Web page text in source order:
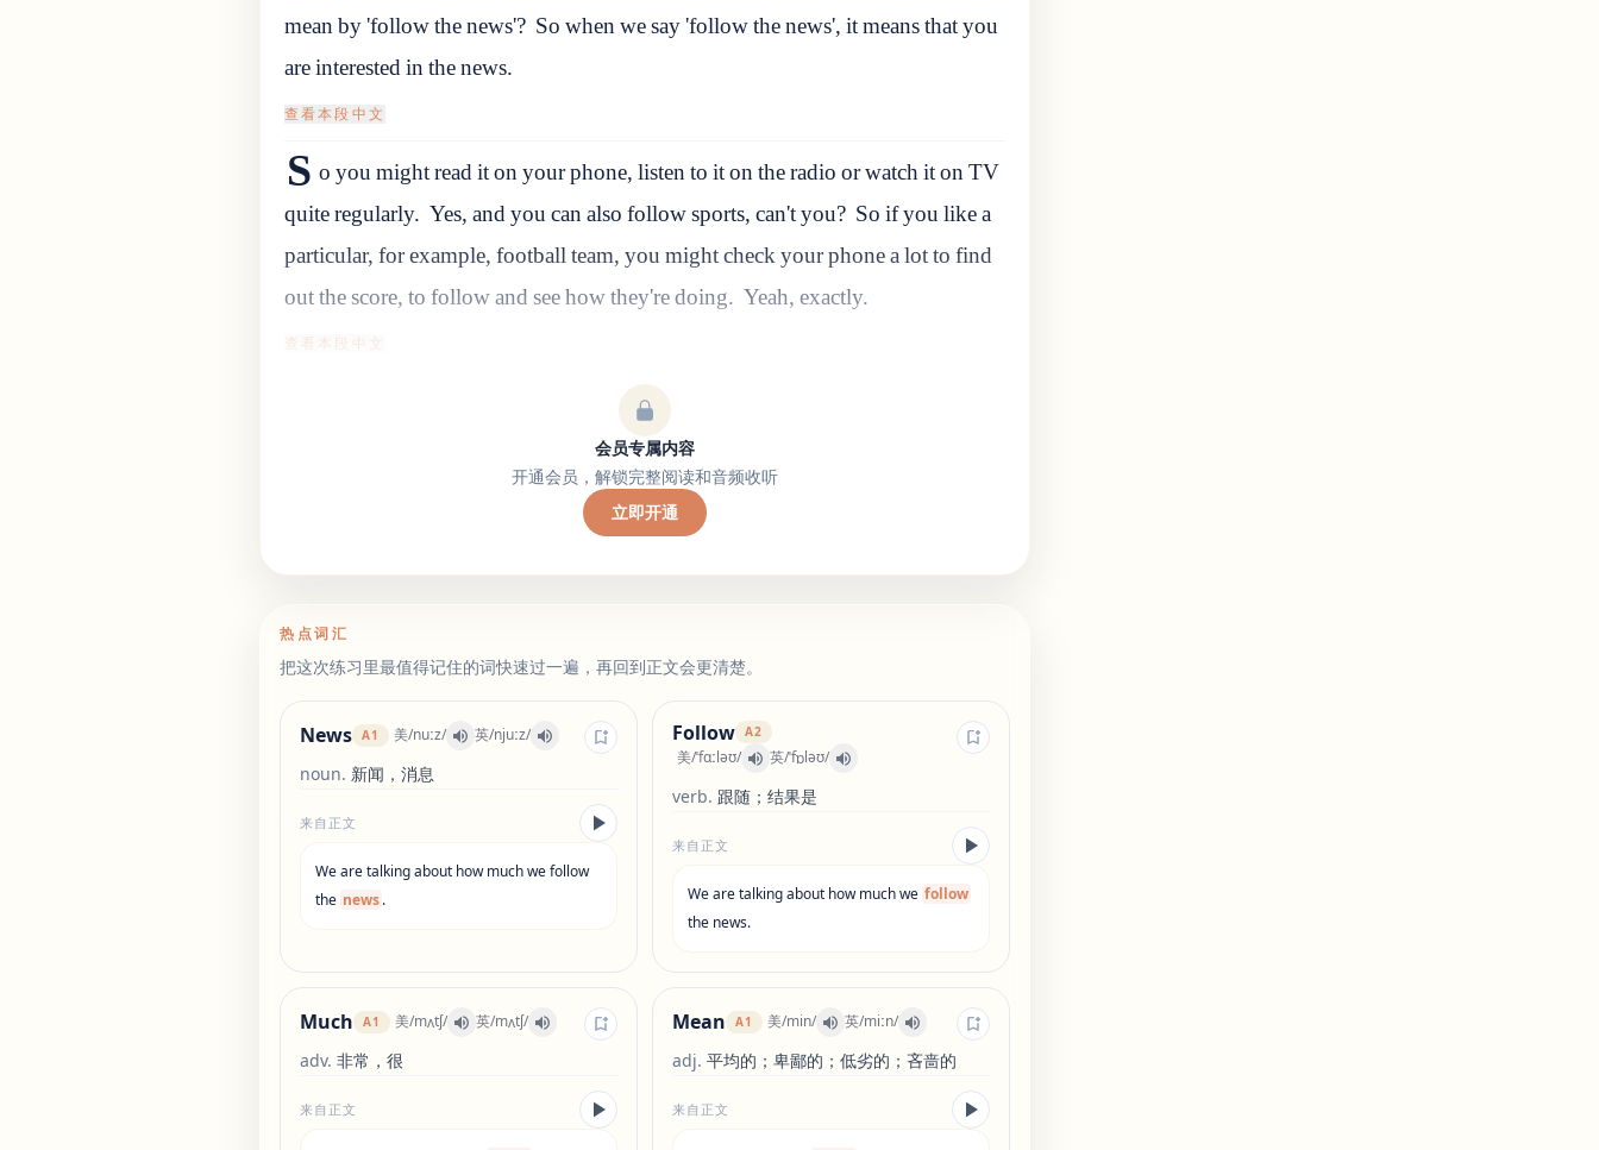
mean by 'follow the news'? So when we say 'follow the news', it means that you
are interested in the news.
查看本段中文
S o you might read it on your phone, listen to it on the radio or watch it on TV
quite regularly. Yes, and you can also follow sports, can't you? So if you like a
particular, for example, football team, you might check your phone a lot to find
out the score, to follow and see how they're doing. Yeah, exactly.
查看本段中文
会员专属内容
开通会员，解锁完整阅读和音频收听
立即开通
热点词汇
把这次练习里最值得记住的词快速过一遍，再回到正文会更清楚。
News A1 美/nuːz/ 英/njuːz/
noun. 新闻，消息
来自正文
Wearetalkingabout how muchwefollow
the news.
Follow A2
美/ˈfɑːləʊ/ 英/ˈfɒləʊ/
verb. 跟随；结果是
来自正文
Wearetalkingabout how muchwe follow
the news.
Much A1 美/mʌtʃ/ 英/mʌtʃ/
adv. 非常，很
来自正文
Mean A1 美/min/ 英/miːn/
adj. 平均的；卑鄙的；低劣的；吝啬的
来自正文